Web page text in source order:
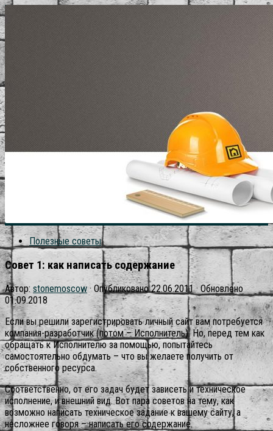
Полезные советы
Совет 1: как написать содержание
Автор: stonemoscow · Опубликовано22.06.2011· Обновлено
01.09.2018
Если вы решили зарегистрировать личный сайт вам потребуется
компания-разработчик (потом – Исполнитель). Но, перед тем как
обращать к Исполнителю за помощью, попытайтесь
самостоятельно обдумать – что вы желаете получить от
собственного ресурса.
Соответственно, от его задач будет зависеть и техническое
исполнение, и внешний вид. Вот пара советов на тему, как
возможно написать техническое задание к вашему сайту, а
несложнее говоря – написать его содержание.